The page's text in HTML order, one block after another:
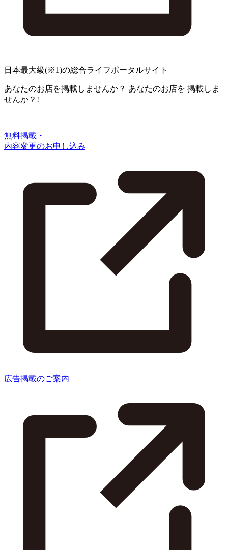
日本最大級(※1)の総合ライフポータルサイト
あなたのお店を掲載しませんか？ あなたのお店を 掲載しま
せんか？!
無料掲載・
内容変更のお申し込み
広告掲載のご案内